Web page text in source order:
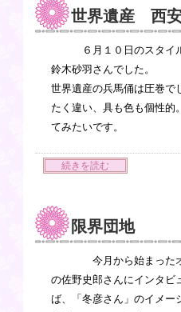
世界遺産 西
６月１０日のスタイ
鈴木砂羽さんでした。
世界遺産の兵馬俑は圧巻
たく違い、具も色も個性
てみたいです。
続きを読む
限界団地
今月から始まった
の佐野史郎さんにイン
ば、「冬彦さん」のイ